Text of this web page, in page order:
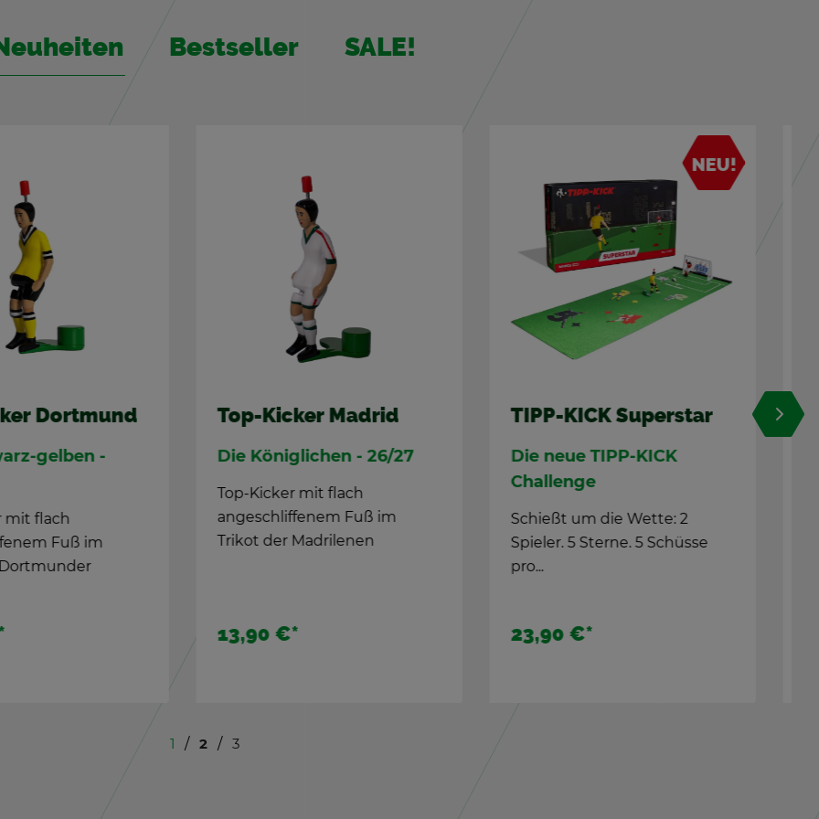
Best­sel­ler SALE!
DFB Clas­sic
des DFB!
Top-Ki­cker Ham­burg
Der Li­ga-Di­no - 26/27!
Top-Ki­cker mit flach
an­ge­schlif­fe­nem Fuß im
Tri­kot der Ki­cker aus Ham­burg
13,90 €
NEU!
TIPP-KICK Fans
Stim­mung am
Spiel­feld­rand
Die TIPP-KICK Fans fei­ern 100
Jahre TIPP-KICK.
17,90 €
1 2 3